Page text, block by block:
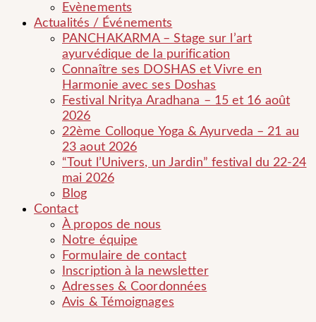
Evènements
Actualités / Événements
PANCHAKARMA – Stage sur l’art
ayurvédique de la purification
Connaître ses DOSHAS et Vivre en
Harmonie avec ses Doshas
Festival Nritya Aradhana – 15 et 16 août
2026
22ème Colloque Yoga & Ayurveda – 21 au
23 aout 2026
“Tout l’Univers, un Jardin” festival du 22-24
mai 2026
Blog
Contact
À propos de nous
Notre équipe
Formulaire de contact
Inscription à la newsletter
Adresses & Coordonnées
Avis & Témoignages